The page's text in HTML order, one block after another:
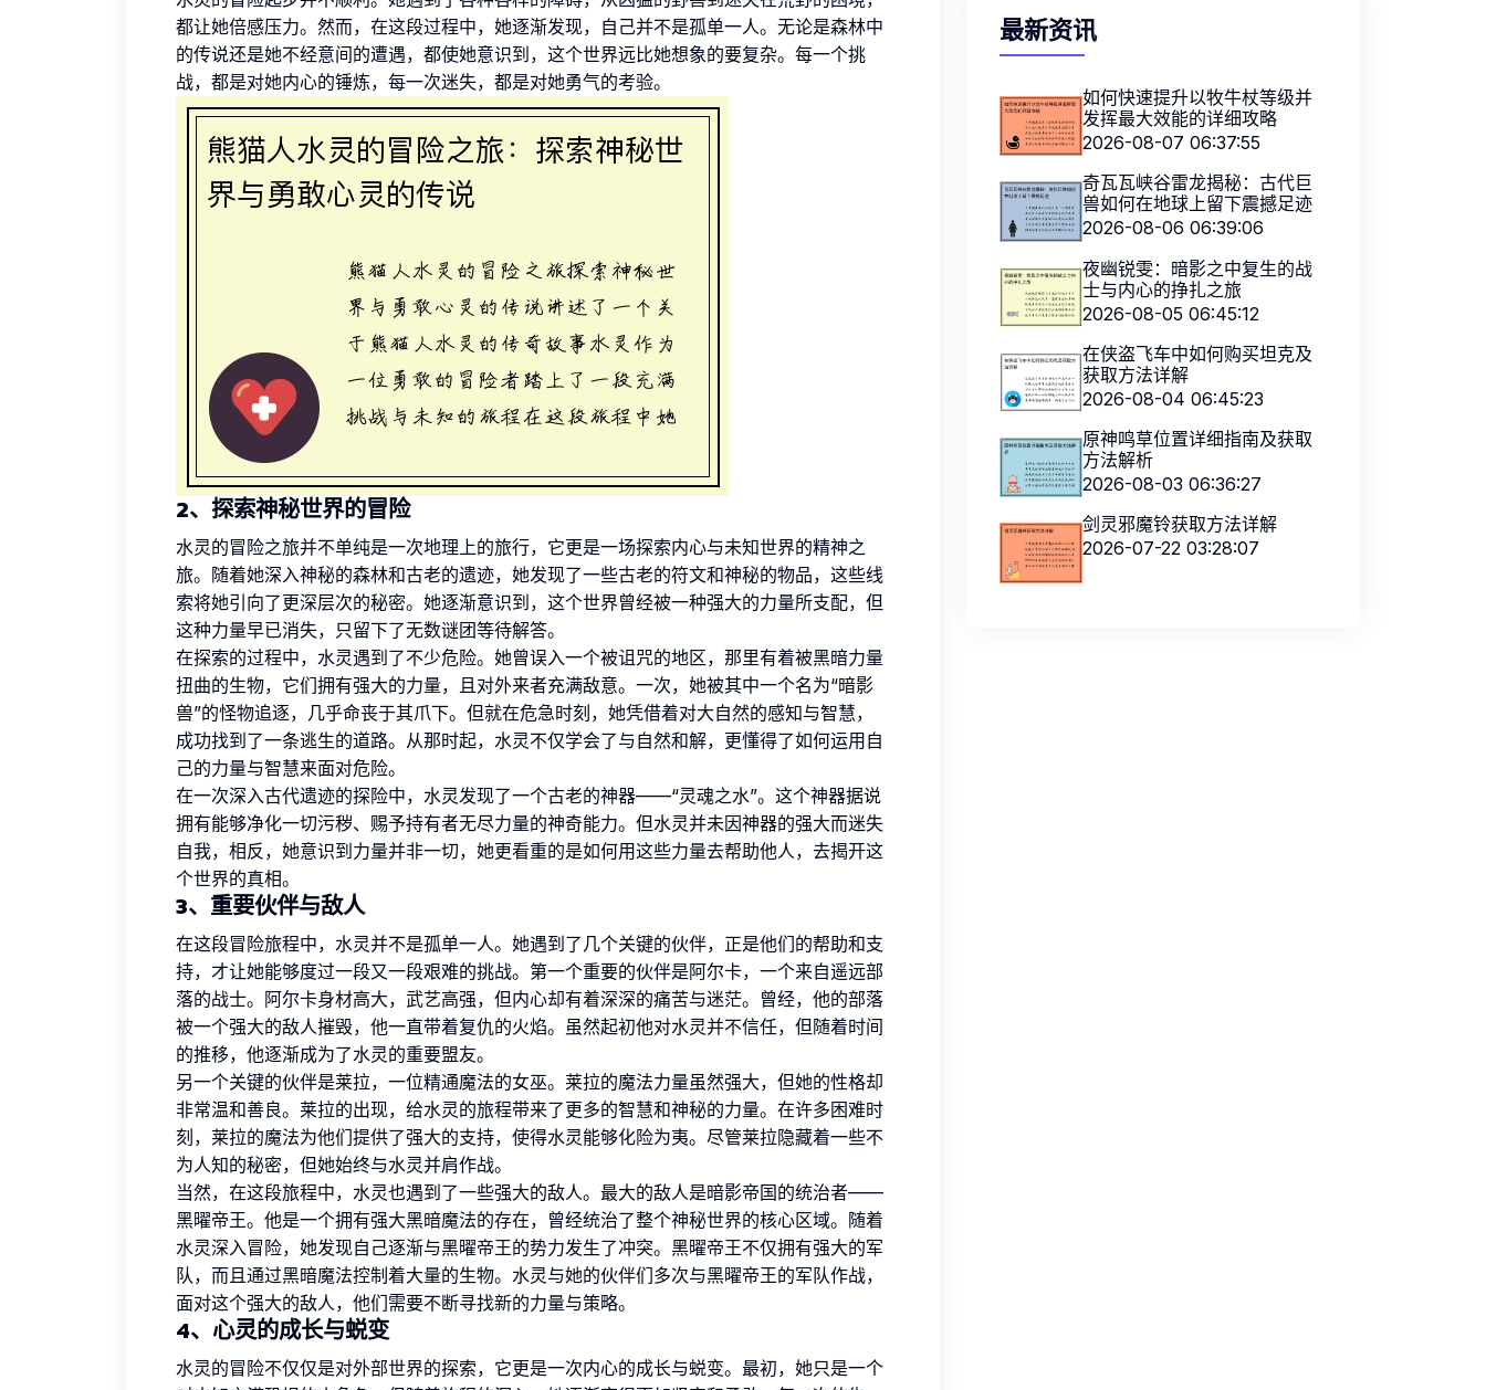
都让她倍感压力。然而，在这段过程中，她逐渐发现，自己并不是孤单一人。无论是森林中
的传说还是她不经意间的遭遇，都使她意识到，这个世界远比她想象的要复杂。每一个挑
战，都是对她内心的锤炼，每一次迷失，都是对她勇气的考验。
2、探索神秘世界的冒险
水灵的冒险之旅并不单纯是一次地理上的旅行，它更是一场探索内心与未知世界的精神之
旅。随着她深入神秘的森林和古老的遗迹，她发现了一些古老的符文和神秘的物品，这些线
索将她引向了更深层次的秘密。她逐渐意识到，这个世界曾经被一种强大的力量所支配，但
这种力量早已消失，只留下了无数谜团等待解答。
在探索的过程中，水灵遇到了不少危险。她曾误入一个被诅咒的地区，那里有着被黑暗力量
扭曲的生物，它们拥有强大的力量，且对外来者充满敌意。一次，她被其中一个名为“暗影
兽”的怪物追逐，几乎命丧于其爪下。但就在危急时刻，她凭借着对大自然的感知与智慧，
成功找到了一条逃生的道路。从那时起，水灵不仅学会了与自然和解，更懂得了如何运用自
己的力量与智慧来面对危险。
在一次深入古代遗迹的探险中，水灵发现了一个古老的神器——“灵魂之水”。这个神器据说
拥有能够净化一切污秽、赐予持有者无尽力量的神奇能力。但水灵并未因神器的强大而迷失
自我，相反，她意识到力量并非一切，她更看重的是如何用这些力量去帮助他人，去揭开这
个世界的真相。
3、重要伙伴与敌人
在这段冒险旅程中，水灵并不是孤单一人。她遇到了几个关键的伙伴，正是他们的帮助和支
持，才让她能够度过一段又一段艰难的挑战。第一个重要的伙伴是阿尔卡，一个来自遥远部
落的战士。阿尔卡身材高大，武艺高强，但内心却有着深深的痛苦与迷茫。曾经，他的部落
被一个强大的敌人摧毁，他一直带着复仇的火焰。虽然起初他对水灵并不信任，但随着时间
的推移，他逐渐成为了水灵的重要盟友。
另一个关键的伙伴是莱拉，一位精通魔法的女巫。莱拉的魔法力量虽然强大，但她的性格却
非常温和善良。莱拉的出现，给水灵的旅程带来了更多的智慧和神秘的力量。在许多困难时
刻，莱拉的魔法为他们提供了强大的支持，使得水灵能够化险为夷。尽管莱拉隐藏着一些不
为人知的秘密，但她始终与水灵并肩作战。
当然，在这段旅程中，水灵也遇到了一些强大的敌人。最大的敌人是暗影帝国的统治者——
黑曜帝王。他是一个拥有强大黑暗魔法的存在，曾经统治了整个神秘世界的核心区域。随着
水灵深入冒险，她发现自己逐渐与黑曜帝王的势力发生了冲突。黑曜帝王不仅拥有强大的军
队，而且通过黑暗魔法控制着大量的生物。水灵与她的伙伴们多次与黑曜帝王的军队作战，
面对这个强大的敌人，他们需要不断寻找新的力量与策略。
4、心灵的成长与蜕变
水灵的冒险不仅仅是对外部世界的探索，它更是一次内心的成长与蜕变。最初，她只是一个
最新资讯
如何快速提升以牧牛杖等级并
发挥最大效能的详细攻略
2026-08-07 06:37:55
奇瓦瓦峡谷雷龙揭秘：古代巨
兽如何在地球上留下震撼足迹
2026-08-06 06:39:06
夜幽锐雯：暗影之中复生的战
士与内心的挣扎之旅
2026-08-05 06:45:12
在侠盗飞车中如何购买坦克及
获取方法详解
2026-08-04 06:45:23
原神鸣草位置详细指南及获取
方法解析
2026-08-03 06:36:27
剑灵邪魔铃获取方法详解
2026-07-22 03:28:07